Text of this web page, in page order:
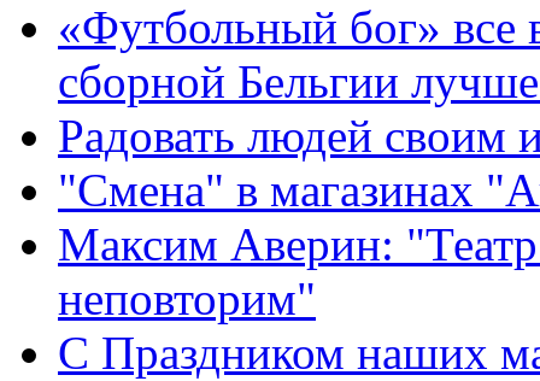
«Футбольный бог» все
сборной Бельгии
Радовать людей своим
"Смена" в магазинах
Максим Аверин:
неповторим"
С Праздником наших